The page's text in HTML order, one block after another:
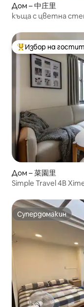
Дом – 中庄里
къща с цветна
Най-популярен
Избор на
Дом – 菜園里
Simple Travel 4B
Супердомакин
Супердомакин